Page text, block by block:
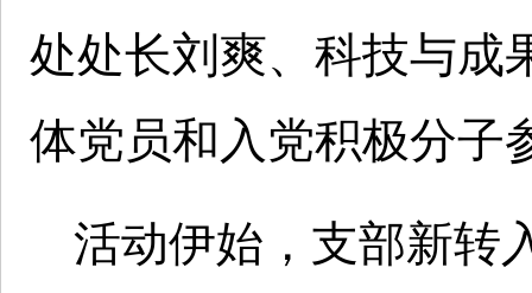
处处长刘爽、科技与成
体党员和入党积极分子
活动伊始，支部新转